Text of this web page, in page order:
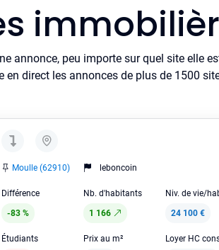
annonce, peu importe sur quel site elle
en direct les annonces de plus de 1500
Moulle (62910) leboncoin
Différence
-83 %
Nb. d'habitants
1 166
Niv. de vie/
24 100 €
Étudiants Prix au m²